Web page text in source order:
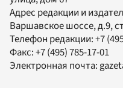
Адрес редакции и
Варшавское шоссе, д.9,
Телефон редакции:+7
Факс:+7 (495) 785-17-01
Электронная почта: